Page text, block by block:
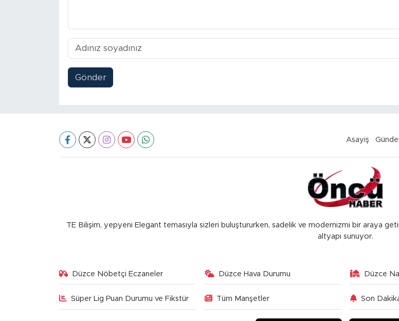
Gönder
Asayiş
TE Bilişim, yepyeni Elegant temasıyla sizleri buluştururken, sadelik ve modernizmi bir araya
altyapı sunuyor.
Düzce Nöbetçi Eczaneler Düzce Hava Durumu Düzce
Süper Lig Puan Durumu ve Fikstür Tüm Manşetler Son